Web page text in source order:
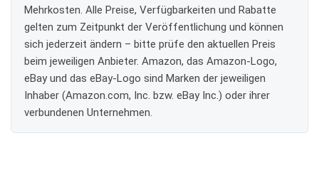
Mehrkosten. Alle Preise, Verfügbarkeiten und Rabatte
gelten zum Zeitpunkt der Veröffentlichung und können
sich jederzeit ändern – bitte prüfe den aktuellen Preis
beim jeweiligen Anbieter. Amazon, das Amazon-Logo,
eBay und das eBay-Logo sind Marken der jeweiligen
Inhaber (Amazon.com, Inc. bzw. eBay Inc.) oder ihrer
verbundenen Unternehmen.